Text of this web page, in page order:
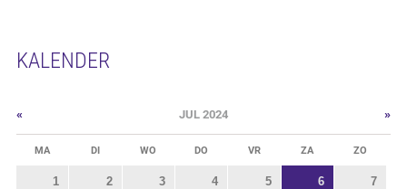
KALENDER
« JUL 2024 »
MA DI WO DO VR ZA ZO
1 2 3 4 5 6 7